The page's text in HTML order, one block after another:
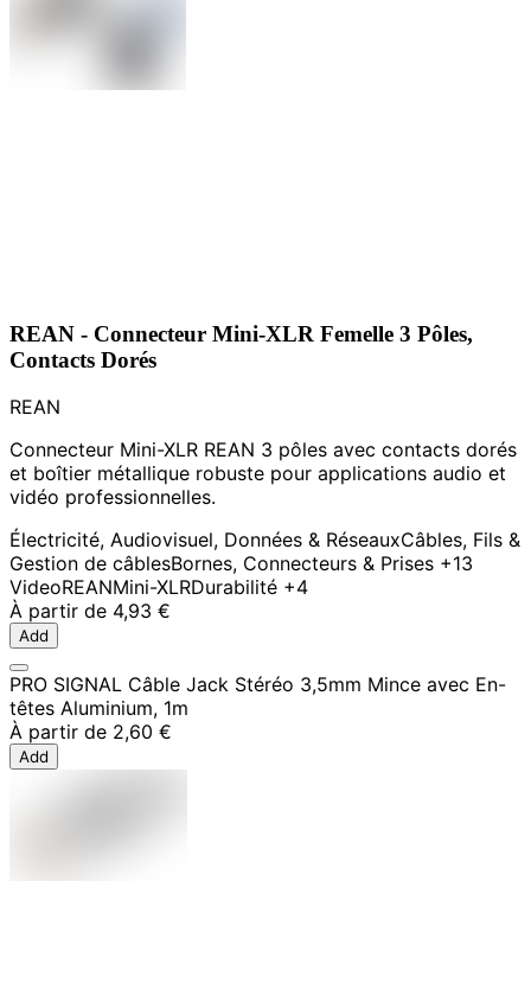
REAN - Connecteur Mini-XLR Femelle 3 Pôles,
Contacts Dorés
REAN
Connecteur Mini-XLR REAN 3 pôles avec contacts dorés
et boîtier métallique robuste pour applications audio et
vidéo professionnelles.
Électricité, Audiovisuel, Données & RéseauxCâbles, Fils &
Gestion de câblesBornes, Connecteurs & Prises +13
VideoREANMini-XLRDurabilité +4
À partir de 4,93 €
Add
PRO SIGNAL Câble Jack Stéréo 3,5mm Mince avec En-
têtes Aluminium, 1m
À partir de 2,60 €
Add